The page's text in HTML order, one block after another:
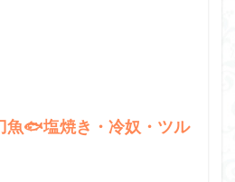
魚🐟塩焼き・冷奴・ツル